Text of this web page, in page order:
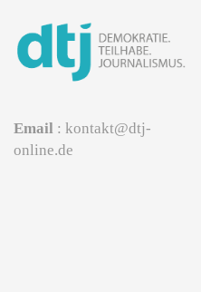
Email : kontakt@dtj-
online.de